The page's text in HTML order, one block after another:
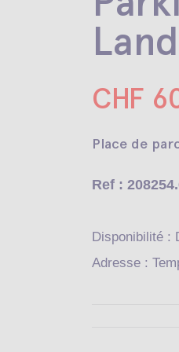
CHF
Place de
Ref :
Disponibilité :
Adresse :